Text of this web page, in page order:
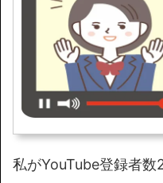
私がYouTube登録者